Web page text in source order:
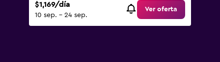
$1,169/día
10 sep. - 24 sep.
Ver oferta